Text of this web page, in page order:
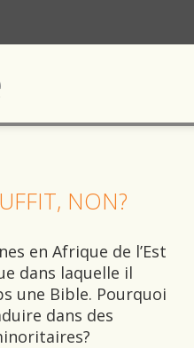
NON?
en Afrique de l’Est
dans laquelle il
une Bible. Pourquoi
dans des